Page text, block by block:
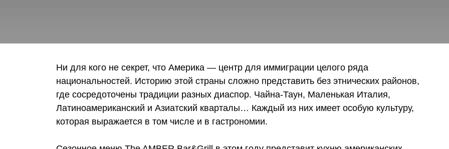
Ни для кого не секрет, что Америка — центр для иммиграции целого ряда
национальностей. Историю этой страны сложно представить без этнических районов,
где сосредоточены традиции разных диаспор. Чайна-Таун, Маленькая Италия,
Латиноамериканский и Азиатский кварталы… Каждый из них имеет особую культуру,
которая выражается в том числе и в гастрономии.